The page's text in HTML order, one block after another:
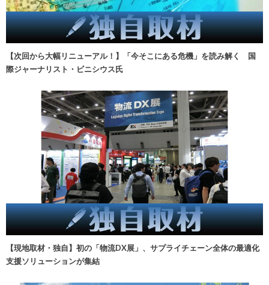
【次回から大幅リニューアル！】「今そこにある危機」を読み解く 国
際ジャーナリスト・ビニシウス氏
【現地取材・独自】初の「物流DX展」、サプライチェーン全体の最適化
支援ソリューションが集結